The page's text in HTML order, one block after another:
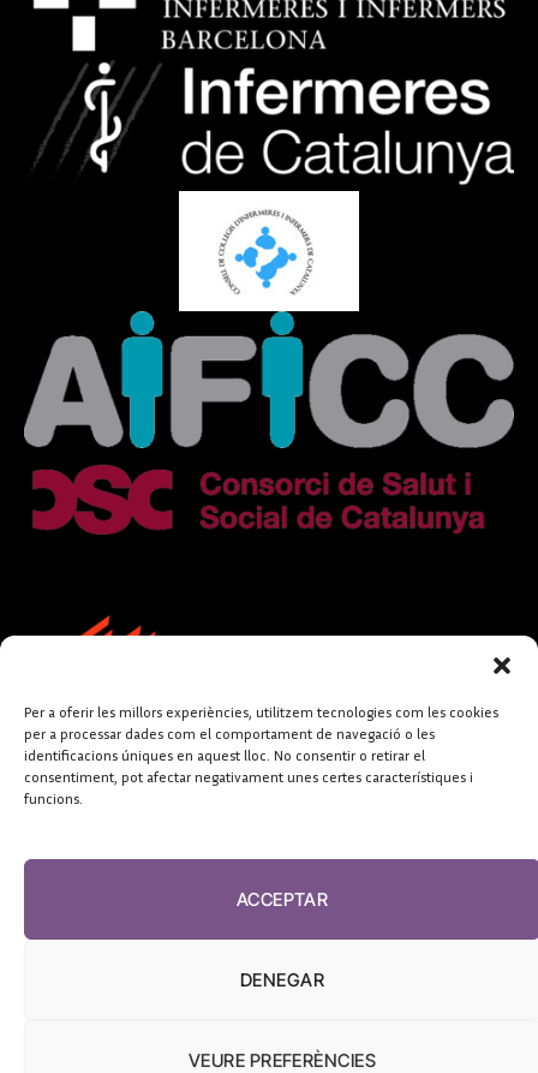
Per a oferir les millors experiències, utilitzem tecnologies com les cookies
per a processar dades com el comportament de navegació o les
identificacions úniques en aquest lloc. No consentir o retirar el
consentiment, pot afectar negativament unes certes característiques i
funcions.
ACCEPTAR
DENEGAR
VEURE PREFERÈNCIES
FUNDACIÓ